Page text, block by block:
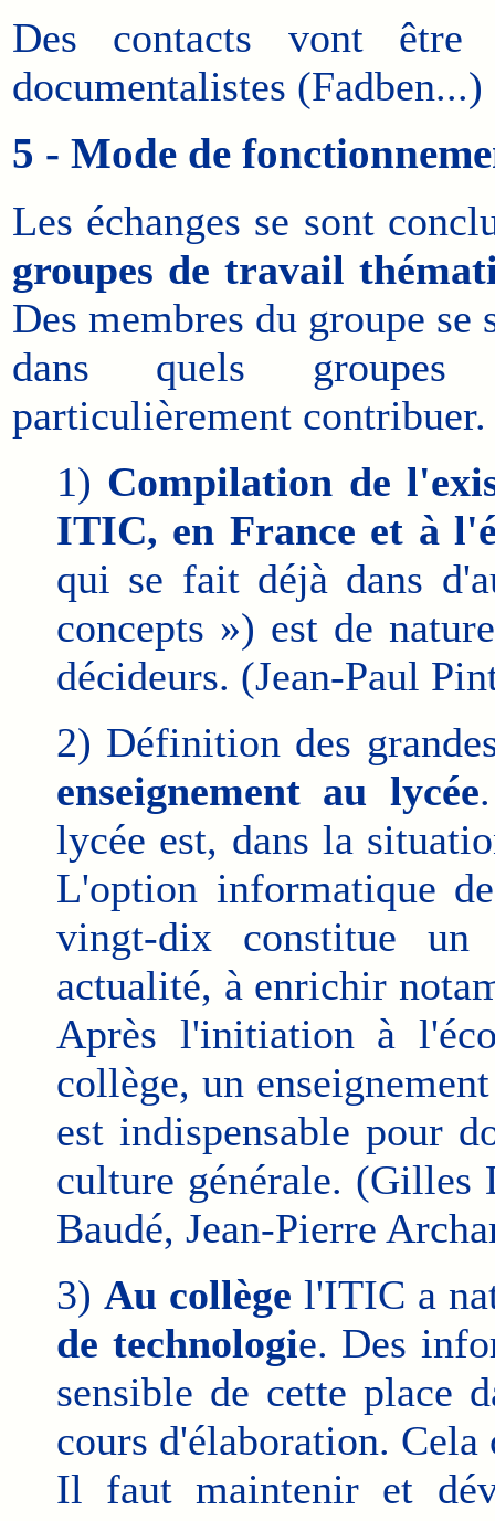
Des contacts vont être
documentalistes
5 - Mode de
Les échanges se sont
groupes de travail
Des membres du groupe
dans quels groupes
particulièrement contribuer.
1) Compilation de
ITIC, en France et à
qui se fait déjà dans
concepts ») est de
décideurs. (Jean-Paul
2) Définition des
enseignement au lycée
lycée est, dans la
L'option informatique
vingt-dix constitue
actualité, à enrichir
Après l'initiation à
collège, un
est indispensable pour
culture générale. (Gilles
Baudé, Jean-Pierre
3) Au collège l'ITIC a
de technologie. Des
sensible de cette place
cours d'élaboration.
Il faut maintenir et